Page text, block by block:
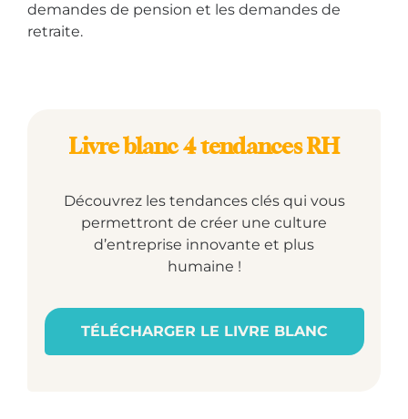
demandes de pension et les demandes de
retraite.
Livre blanc 4 tendances RH
Découvrez les tendances clés qui vous
permettront de créer une culture
d’entreprise innovante et plus
humaine !
TÉLÉCHARGER LE LIVRE BLANC